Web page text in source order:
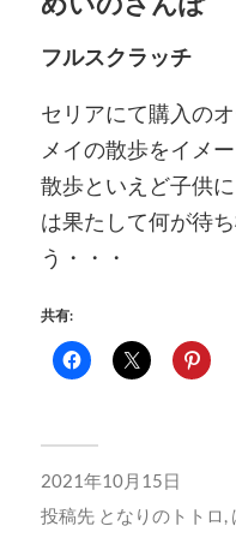
フルスクラッチ
セリアにて購入の
メイの散歩をイメー
散歩といえど子供
は果たして何が待
う・・・
共有:
2021年10月15日
投稿先 となりのトトロ ,